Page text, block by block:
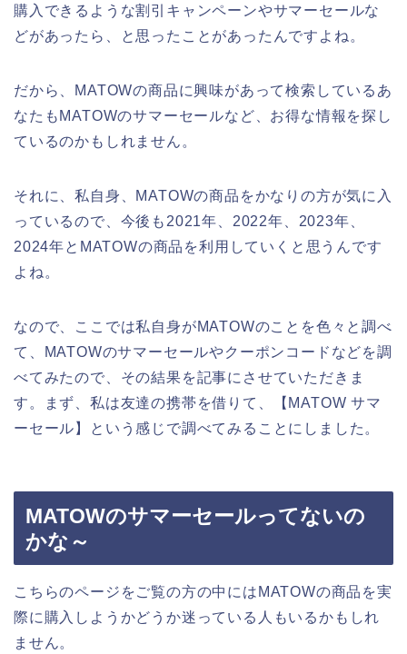
購入できるような割引キャンペーンやサマーセールな
どがあったら、と思ったことがあったんですよね。
だから、MATOWの商品に興味があって検索しているあ
なたもMATOWのサマーセールなど、お得な情報を探し
ているのかもしれません。
それに、私自身、MATOWの商品をかなりの方が気に入
っているので、今後も2021年、2022年、2023年、
2024年とMATOWの商品を利用していくと思うんです
よね。
なので、ここでは私自身がMATOWのことを色々と調べ
て、MATOWのサマーセールやクーポンコードなどを調
べてみたので、その結果を記事にさせていただきま
す。まず、私は友達の携帯を借りて、【MATOW サマ
ーセール】という感じで調べてみることにしました。
MATOWのサマーセールってないの
かな～
こちらのページをご覧の方の中にはMATOWの商品を実
際に購入しようかどうか迷っている人もいるかもしれ
ません。